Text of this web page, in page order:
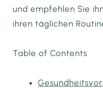
und empfehlen Sie
ihren täglichen
Table of Contents